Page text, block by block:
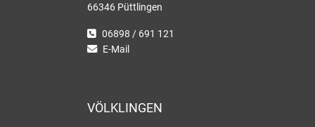
66346 Püttlingen
06898 / 691 121
E-Mail
VÖLKLINGEN